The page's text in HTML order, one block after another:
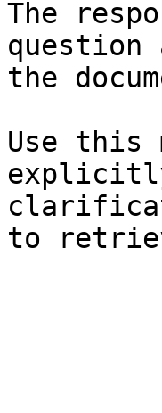
The
question
the
Use this